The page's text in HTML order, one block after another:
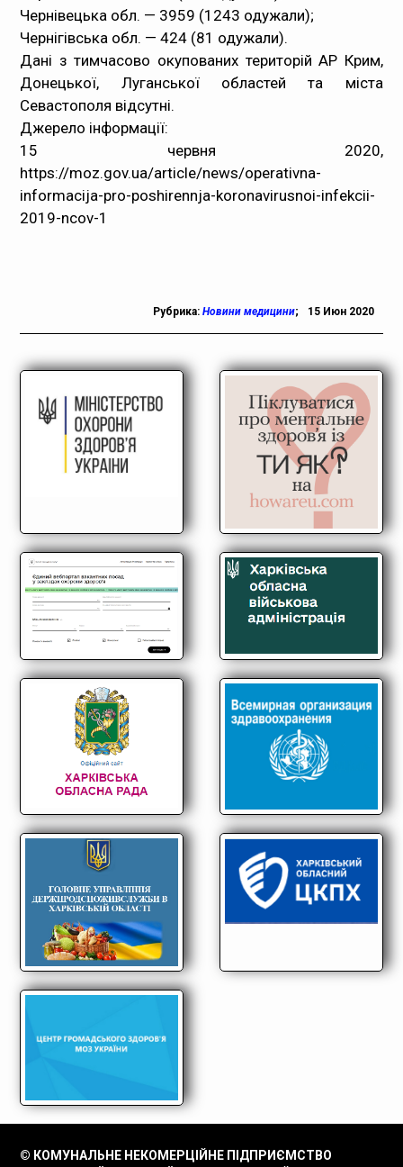
Чернівецька обл. — 3959 (1243 одужали);
Чернігівська обл. — 424 (81 одужали).
Дані з тимчасово окупованих територій АР Крим,
Донецької, Луганської областей та міста
Севастополя відсутні.
Джерело інформації:
15 червня 2020,
https://moz.gov.ua/article/news/operativna-
informacija-pro-poshirennja-koronavirusnoi-infekcii-
2019-ncov-1
Рубрика: Новини медицини; 15 Июн 2020
© КОМУНАЛЬНЕ НЕКОМЕРЦІЙНЕ ПІДПРИЄМСТВО